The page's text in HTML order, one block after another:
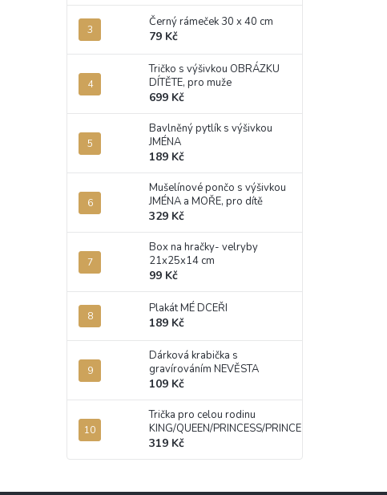
Černý rámeček 30 x 40 cm
79 Kč
Tričko s výšivkou OBRÁZKU
DÍTĚTE, pro muže
699 Kč
Bavlněný pytlík s výšivkou
JMÉNA
189 Kč
Mušelínové pončo s výšivkou
JMÉNA a MOŘE, pro dítě
329 Kč
Box na hračky- velryby
21x25x14 cm
99 Kč
Plakát MÉ DCEŘI
189 Kč
Dárková krabička s
gravírováním NEVĚSTA
109 Kč
Trička pro celou rodinu
KING/QUEEN/PRINCESS/PRINCE
319 Kč